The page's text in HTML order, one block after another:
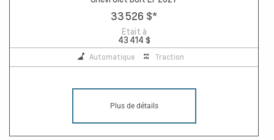
33 526 $*
Etait à
43 414 $
Automatique Traction
Plus de détails